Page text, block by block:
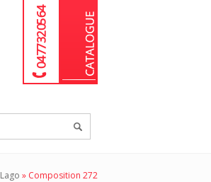
04 77 32 05 64
Lago » Composition 272